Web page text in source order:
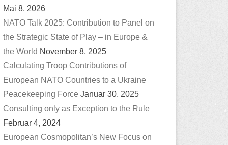
Mai 8, 2026
NATO Talk 2025: Contribution to Panel on
the Strategic State of Play – in Europe &
the World November 8, 2025
Calculating Troop Contributions of
European NATO Countries to a Ukraine
Peacekeeping Force Januar 30, 2025
Consulting only as Exception to the Rule
Februar 4, 2024
European Cosmopolitan’s New Focus on